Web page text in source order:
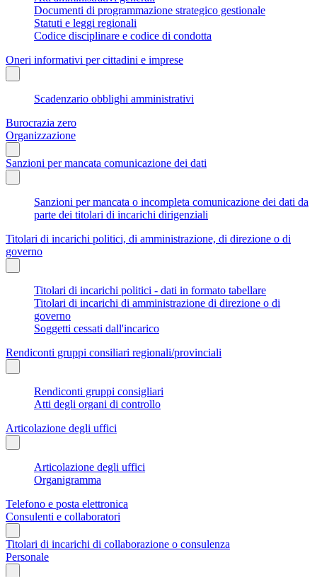
Documenti di programmazione strategico gestionale
Statuti e leggi regionali
Codice disciplinare e codice di condotta
Oneri informativi per cittadini e imprese
Scadenzario obblighi amministrativi
Burocrazia zero
Organizzazione
Sanzioni per mancata comunicazione dei dati
Sanzioni per mancata o incompleta comunicazione dei dati da
parte dei titolari di incarichi dirigenziali
Titolari di incarichi politici, di amministrazione, di direzione o di
governo
Titolari di incarichi politici - dati in formato tabellare
Titolari di incarichi di amministrazione di direzione o di
governo
Soggetti cessati dall'incarico
Rendiconti gruppi consiliari regionali/provinciali
Rendiconti gruppi consigliari
Atti degli organi di controllo
Articolazione degli uffici
Articolazione degli uffici
Organigramma
Telefono e posta elettronica
Consulenti e collaboratori
Titolari di incarichi di collaborazione o consulenza
Personale